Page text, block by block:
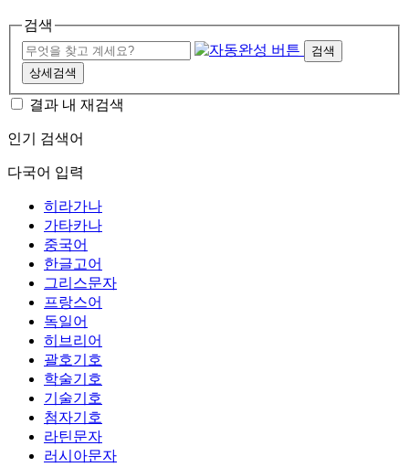
검색
검색
상세검색
결과 내 재검색
인기 검색어
다국어 입력
히라가나
가타카나
중국어
한글고어
그리스문자
프랑스어
독일어
히브리어
괄호기호
학술기호
기술기호
첨자기호
라틴문자
러시아문자